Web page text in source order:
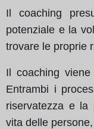
Il coaching
potenziale e la
trovare le proprie
Il coaching
Entrambi i
riservatezza e la
vita delle